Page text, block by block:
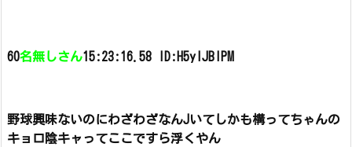
60名無しさん15:23:16.58 ID:H5ylJBlPM
野球興味ないのにわざわざなんJいてしかも構ってちゃんの
キョロ陰キャってここですら浮くやん